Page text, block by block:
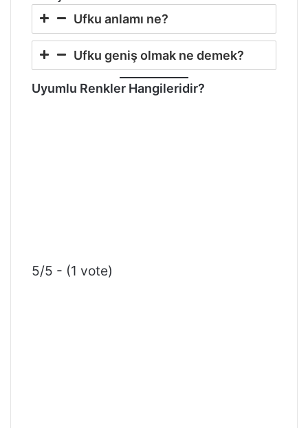
Ufku anlamı ne?
Ufku geniş olmak ne demek?
Uyumlu Renkler Hangileridir?
5/5 - (1 vote)